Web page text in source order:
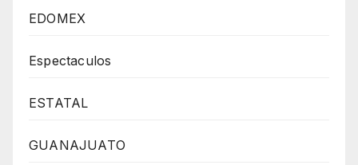
EDOMEX
Espectaculos
ESTATAL
GUANAJUATO